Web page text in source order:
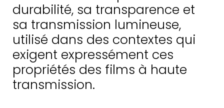
durabilité, sa transparence et
sa transmission lumineuse,
utilisé dans des contextes qui
exigent expressément ces
propriétés des films à haute
transmission.